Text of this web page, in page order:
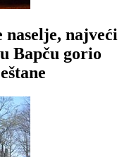
najveći
Bapču gorio